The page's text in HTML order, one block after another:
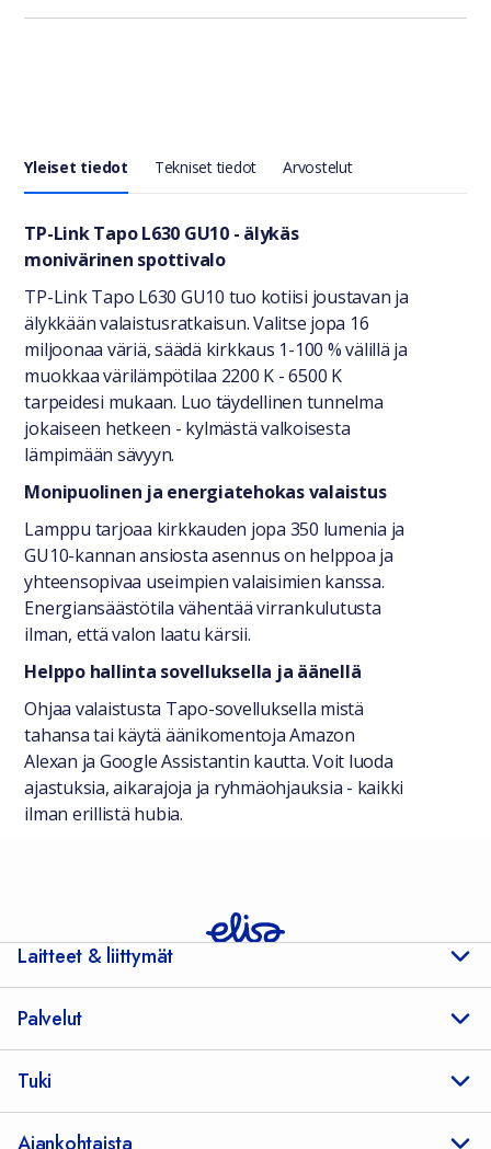
Yleiset tiedot Tekniset tiedot Arvostelut
Yleiset tiedot
TP-Link Tapo L630 GU10 - älykäs
monivärinen spottivalo
TP-Link Tapo L630 GU10 tuo kotiisi joustavan ja
älykkään valaistusratkaisun. Valitse jopa 16
miljoonaa väriä, säädä kirkkaus 1-100 % välillä ja
muokkaa värilämpötilaa 2200 K - 6500 K
tarpeidesi mukaan. Luo täydellinen tunnelma
jokaiseen hetkeen - kylmästä valkoisesta
lämpimään sävyyn.
Monipuolinen ja energiatehokas valaistus
Lamppu tarjoaa kirkkauden jopa 350 lumenia ja
GU10-kannan ansiosta asennus on helppoa ja
yhteensopivaa useimpien valaisimien kanssa.
Energiansäästötila vähentää virrankulutusta
ilman, että valon laatu kärsii.
Helppo hallinta sovelluksella ja äänellä
Ohjaa valaistusta Tapo-sovelluksella mistä
tahansa tai käytä äänikomentoja Amazon
Alexan ja Google Assistantin kautta. Voit luoda
ajastuksia, aikarajoja ja ryhmäohjauksia - kaikki
ilman erillistä hubia.
Laitteet & liittymät
Palvelut
Tuki